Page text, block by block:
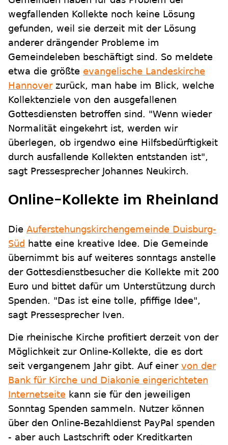
wegfallenden Kollekte noch keine Lösung
gefunden, weil sie derzeit mit der Lösung
anderer drängender Probleme im
Gemeindeleben beschäftigt sind. So meldete
etwa die größte evangelische Landeskirche
Hannoverzurück, man habe im Blick, welche
Kollektenziele von den ausgefallenen
Gottesdiensten betroffen sind. "Wenn wieder
Normalität eingekehrt ist, werden wir
überlegen, ob irgendwo eine Hilfsbedürftigkeit
durch ausfallende Kollekten entstanden ist",
sagt Pressesprecher Johannes Neukirch.
Online-Kollekte im Rheinland
Die Auferstehungskirchengemeinde Duisburg-
Süd hatte eine kreative Idee. Die Gemeinde
übernimmt bis auf weiteres sonntags anstelle
der Gottesdienstbesucher die Kollekte mit 200
Euro und bittet dafür um Unterstützung durch
Spenden. "Das ist eine tolle, pfiffige Idee",
sagt Pressesprecher Iven.
Die rheinische Kirche profitiert derzeit von der
Möglichkeit zur Online-Kollekte, die es dort
seit vergangenem Jahr gibt. Auf einer von der
Bank für Kirche und Diakonie eingerichteten
Internetseite kann sie für den jeweiligen
Sonntag Spenden sammeln. Nutzer können
über den Online-Bezahldienst PayPal spenden
- aber auch Lastschrift oder Kreditkarten